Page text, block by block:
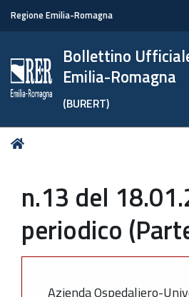
Regione Emilia-Romagna
Bollettino
Emilia-Romagna
(BURERT)
Tu
n.13 del
periodico
Azienda Ospedaliero-